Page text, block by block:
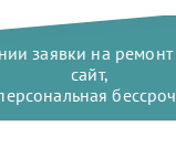
заявки на ремонт
сайт,